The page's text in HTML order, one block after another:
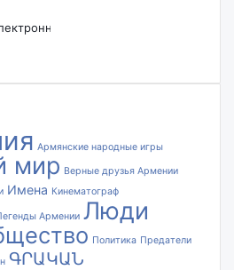
Армянские народные игры
мир Верные друзья Армении
Имена Кинематограф
Армении Люди
Политика Предатели
ԳՐԱԿԱՆ